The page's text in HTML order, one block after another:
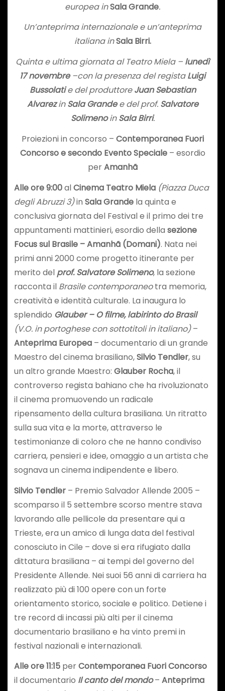
europea inSala Grande.
Un’anteprima internazionale e un’anteprima
italiana inSala Birri.
Quinta e ultima giornata al Teatro Miela – lunedì
17 novembre–con la presenza del registaLuigi
Bussolatie del produttoreJuan Sebastian
AlvarezinSala Grandee delprof.Salvatore
Solimeno inSala Birri.
Proiezioni in concorso – Contemporanea Fuori
Concorso e secondo Evento Speciale– esordio
perAmanhã
Alle ore 9:00alCinema Teatro Miela(Piazza Duca
degli Abruzzi 3)in Sala Grande la quinta e
conclusiva giornata del Festival e il primo dei tre
appuntamenti mattinieri, esordio della sezione
Focus sul Brasile – Amanhã (Domani). Nata nei
primi anni 2000 come progetto itinerante per
merito del prof. Salvatore Solimeno, la sezione
racconta il Brasile contemporaneotra memoria,
creatività e identità culturale. La inaugura lo
splendido Glauber – O filme, labirinto do Brasil
(V.O. in portoghese con sottotitoli in italiano)–
Anteprima Europea – documentario di un grande
Maestro del cinema brasiliano,Silvio Tendler, su
un altro grande Maestro: Glauber Rocha, il
controverso regista bahiano che ha rivoluzionato
il cinema promuovendo un radicale
ripensamento della cultura brasiliana. Un ritratto
sulla sua vita e la morte, attraverso le
testimonianze di coloro che ne hanno condiviso
carriera, pensieri e idee, omaggio a un artista che
sognava un cinema indipendente e libero.
Silvio Tendler– Premio Salvador Allende 2005 –
scomparso il 5 settembre scorso mentre stava
lavorando alle pellicole da presentare qui a
Trieste, era un amico di lunga data del festival
conosciuto in Cile – dove si era rifugiato dalla
dittatura brasiliana – ai tempi del governo del
Presidente Allende. Nei suoi 56 anni di carriera ha
realizzato più di 100 opere con un forte
orientamento storico, sociale e politico. Detiene i
tre record di incassi più alti per il cinema
documentario brasiliano e ha vinto premi in
festival nazionali e internazionali.
Alle ore 11:15perContemporanea Fuori Concorso
il documentario Il canto del mondo– Anteprima